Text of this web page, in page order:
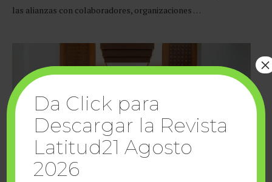
las alianzas con colaboradores, organizaciones …
Da Click para
Descargar la Revista
Latitud21 Agosto
2026
×